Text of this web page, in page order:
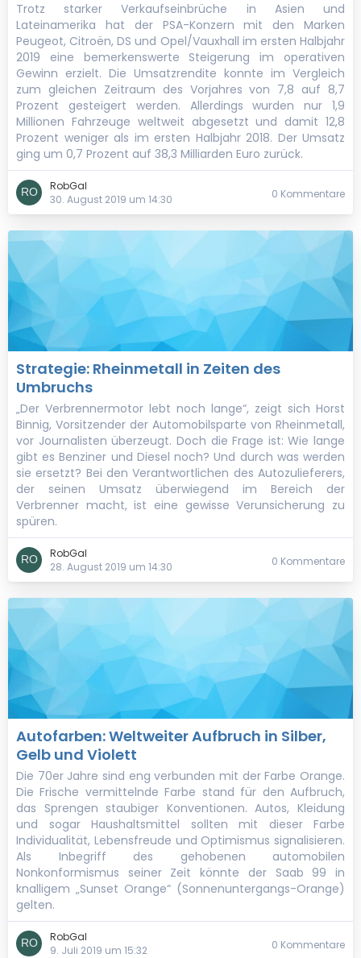
Trotz starker Verkaufseinbrüche in Asien und
Lateinamerika hat der PSA-Konzern mit den Marken
Peugeot, Citroën, DS und Opel/Vauxhall im ersten Halbjahr
2019 eine bemerkenswerte Steigerung im operativen
Gewinn erzielt. Die Umsatzrendite konnte im Vergleich
zum gleichen Zeitraum des Vorjahres von 7,8 auf 8,7
Prozent gesteigert werden. Allerdings wurden nur 1,9
Millionen Fahrzeuge weltweit abgesetzt und damit 12,8
Prozent weniger als im ersten Halbjahr 2018. Der Umsatz
ging um 0,7 Prozent auf 38,3 Milliarden Euro zurück.
RobGal
30. August 2019 um 14:30
0 Kommentare
Strategie: Rheinmetall in Zeiten des
Umbruchs
„Der Verbrennermotor lebt noch lange“, zeigt sich Horst
Binnig, Vorsitzender der Automobilsparte von Rheinmetall,
vor Journalisten überzeugt. Doch die Frage ist: Wie lange
gibt es Benziner und Diesel noch? Und durch was werden
sie ersetzt? Bei den Verantwortlichen des Autozulieferers,
der seinen Umsatz überwiegend im Bereich der
Verbrenner macht, ist eine gewisse Verunsicherung zu
spüren.
RobGal
28. August 2019 um 14:30
0 Kommentare
Autofarben: Weltweiter Aufbruch in Silber,
Gelb und Violett
Die 70er Jahre sind eng verbunden mit der Farbe Orange.
Die Frische vermittelnde Farbe stand für den Aufbruch,
das Sprengen staubiger Konventionen. Autos, Kleidung
und sogar Haushaltsmittel sollten mit dieser Farbe
Individualität, Lebensfreude und Optimismus signalisieren.
Als Inbegriff des gehobenen automobilen
Nonkonformismus seiner Zeit könnte der Saab 99 in
knalligem „Sunset Orange“ (Sonnenuntergangs-Orange)
gelten.
RobGal
9. Juli 2019 um 15:32
0 Kommentare